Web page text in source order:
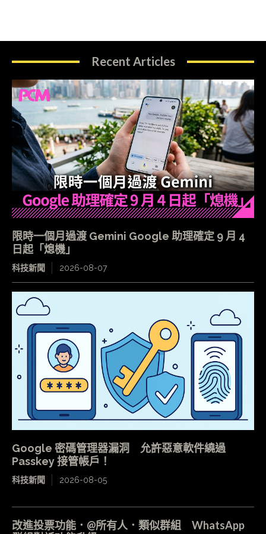
Recent Articles
限時一個月過渡 Gemini Google 助理確定 9 月 4
日起「熄機」
科技新聞 2026-08-07
Google 密碼管理器漏洞 允許惡意軟件繞過
Passkey 接管帳戶！
科技新聞 2026-08-05
改進投票功能．@所有人．類似群組 WhatsApp